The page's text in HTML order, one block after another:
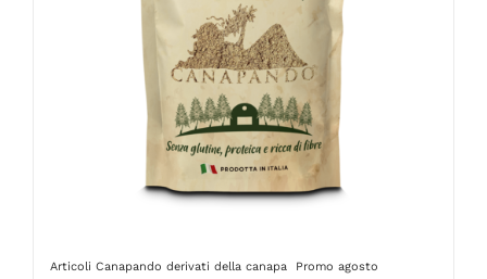
Articoli Canapando derivati della canapa Promo agosto